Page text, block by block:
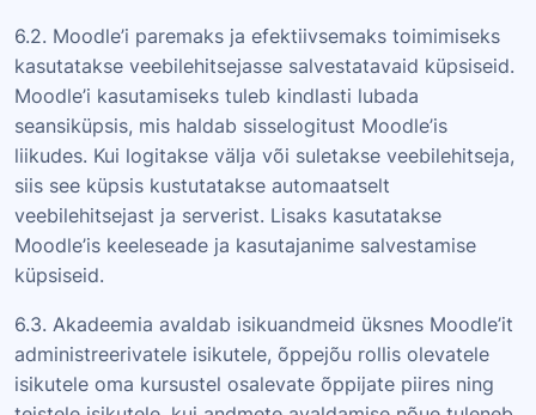
6.2. Moodle’i paremaks ja efektiivsemaks toimimiseks
kasutatakse veebilehitsejasse salvestatavaid küpsiseid.
Moodle’i kasutamiseks tuleb kindlasti lubada
seansiküpsis, mis haldab sisselogitust Moodle’is
liikudes. Kui logitakse välja või suletakse veebilehitseja,
siis see küpsis kustutatakse automaatselt
veebilehitsejast ja serverist. Lisaks kasutatakse
Moodle’is keeleseade ja kasutajanime salvestamise
küpsiseid.
6.3. Akadeemia avaldab isikuandmeid üksnes Moodle’it
administreerivatele isikutele, õppejõu rollis olevatele
isikutele oma kursustel osalevate õppijate piires ning